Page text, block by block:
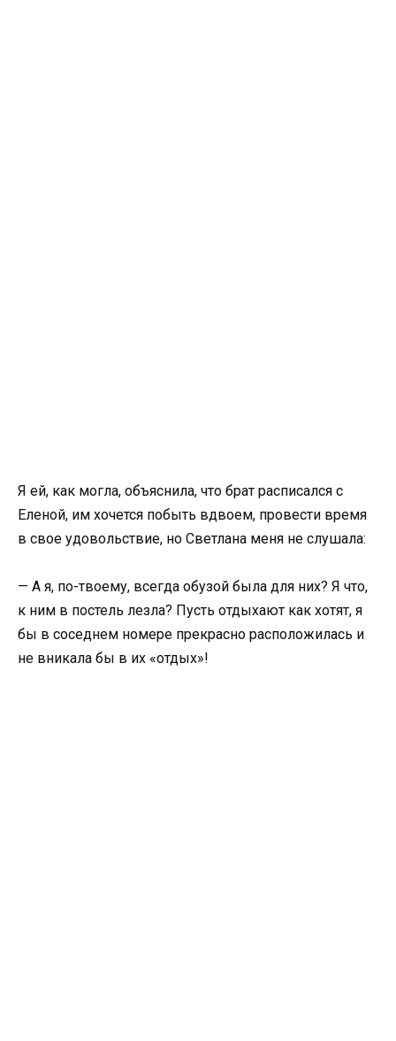
Я ей, как могла, объяснила, что брат расписался с
Еленой, им хочется побыть вдвоем, провести время
в свое удовольствие, но Светлана меня не слушала:
— А я, по-твоему, всегда обузой была для них? Я что,
к ним в постель лезла? Пусть отдыхают как хотят, я
бы в соседнем номере прекрасно расположилась и
не вникала бы в их «отдых»!